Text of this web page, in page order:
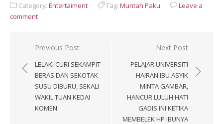
Category: Entertaiment Tag: Muntah Paku
Leave a
comment
Post
navigation
Previous Post
LELAKI CURI SEKAMPIT
BERAS DAN SEKOTAK
SUSU DIBURU, SEKALI
WAKIL TUAN KEDAI
KOMEN
Next Post
PELAJAR UNIVERSITI
HAIRAN IBU ASYIK
MINTA GAMBAR,
HANCUR LULUH HATI
GADIS INI KETIKA
MEMBELEK HP IBUNYA